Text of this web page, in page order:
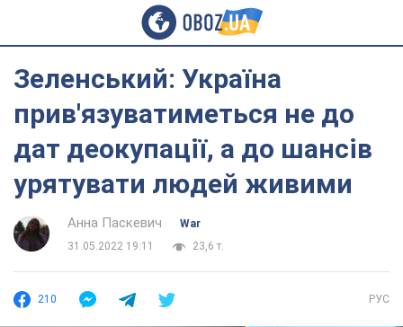
Зеленський: Україна
прив'язуватиметься не до
дат деокупації, а до шансів
урятувати людей живими
Анна Паскевич
War
31.05.2022 19:11
23,6 т.
210 РУС